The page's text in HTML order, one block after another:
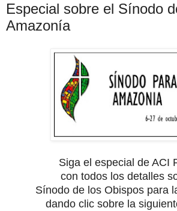
Especial sobre el Sínodo
Amazonía
Siga el especial de ACI
con todos los detalles
Sínodo de los Obispos para
dando clic sobre la